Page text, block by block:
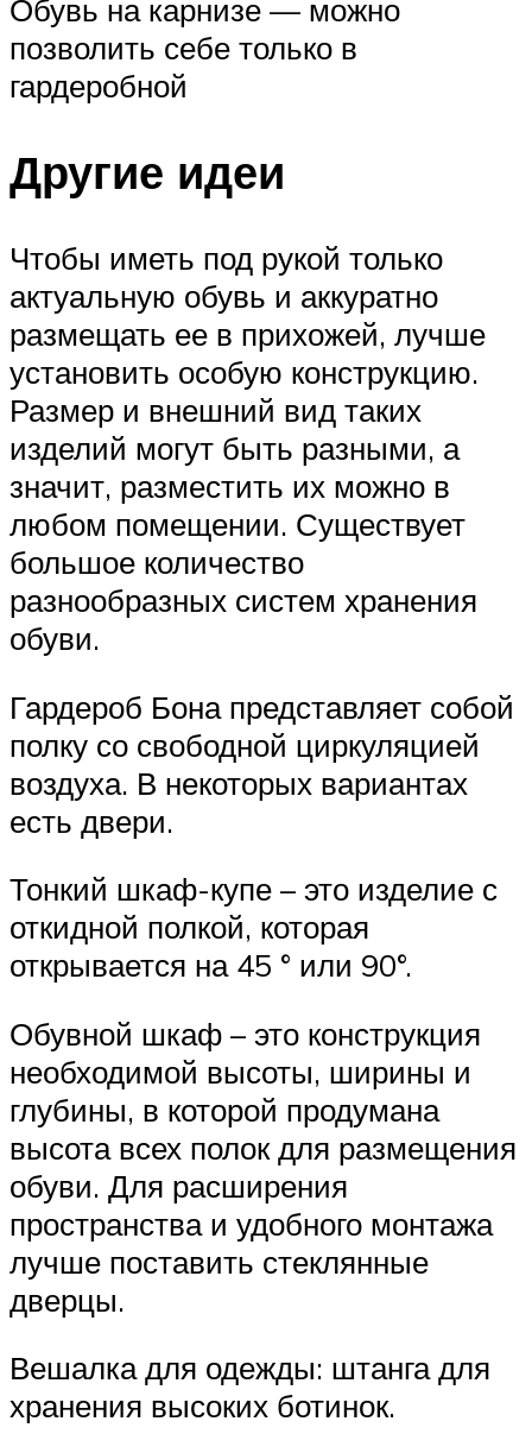
Обувь на карнизе — можно
позволить себе только в
гардеробной
Другие идеи
Чтобы иметь под рукой только
актуальную обувь и аккуратно
размещать ее в прихожей, лучше
установить особую конструкцию.
Размер и внешний вид таких
изделий могут быть разными, а
значит, разместить их можно в
любом помещении. Существует
большое количество
разнообразных систем хранения
обуви.
Гардероб Бона представляет собой
полку со свободной циркуляцией
воздуха. В некоторых вариантах
есть двери.
Тонкий шкаф-купе – это изделие с
откидной полкой, которая
открывается на 45 ° или 90°.
Обувной шкаф – это конструкция
необходимой высоты, ширины и
глубины, в которой продумана
высота всех полок для размещения
обуви. Для расширения
пространства и удобного монтажа
лучше поставить стеклянные
дверцы.
Вешалка для одежды: штанга для
хранения высоких ботинок.